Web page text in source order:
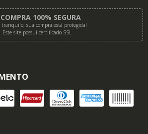
100% SEGURA
tranquilo, sua compra está protegida!
Este site possui certificado SSL